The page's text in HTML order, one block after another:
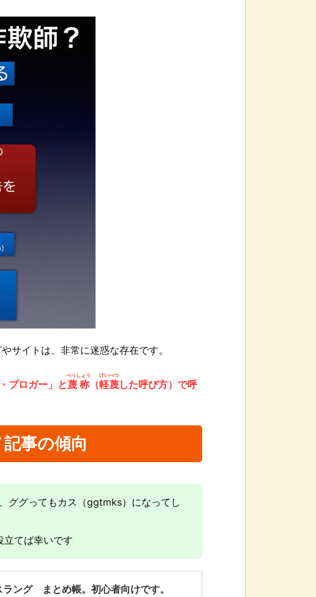
サイトは、非常に迷惑な存在です。
ブロガー」と蔑称
べっしょう
（軽蔑
けいべつ
した呼び方）で呼
事の傾向
ググってもカス（ggtmks）になってし
立てば幸いです
ング まとめ帳。初心者向けです。